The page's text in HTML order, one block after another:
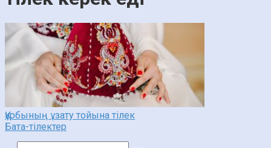
Құрбының ұзату тойына тілек
Бата-тілектер